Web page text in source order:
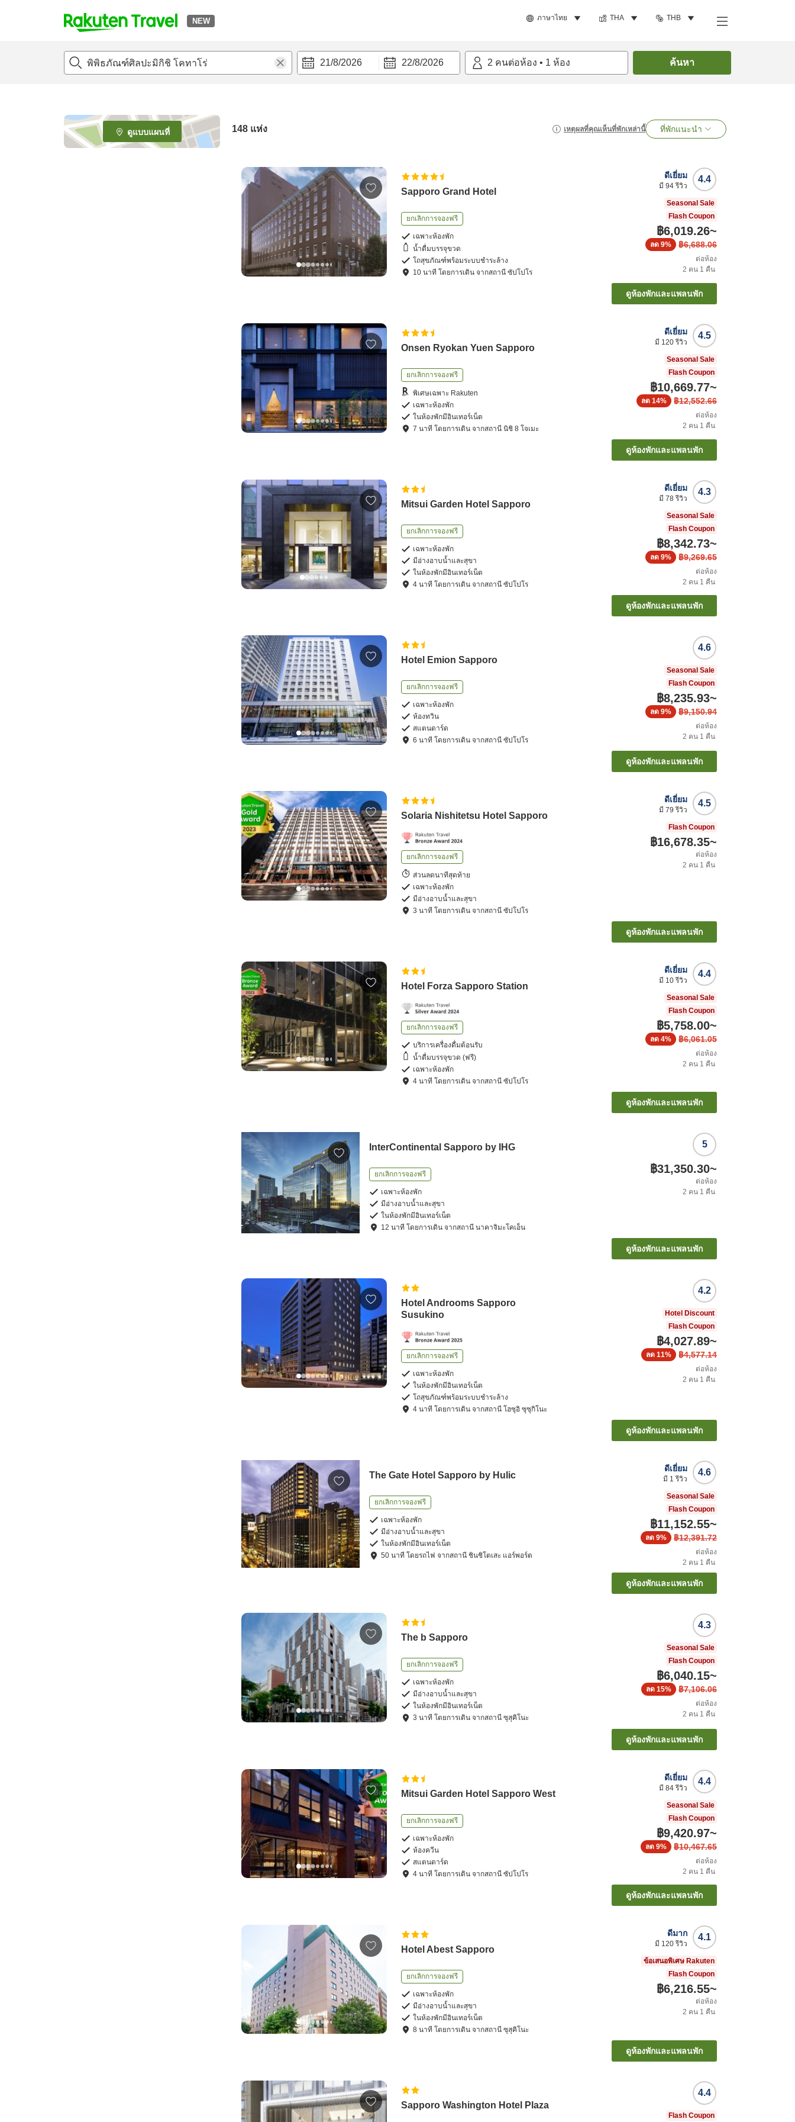
NEW ภาษาไทย THA THB
t
p
e
_
s
21/8/2026 22/8/2026 2 คนต่อห้อง • 1 ห้อง ค้นหา
ดูแบบแผนที่ 148 แห่ง เหตุผลที่คุณเห็นที่พักเหล่านี้ ที่พักแนะนำ
Sapporo Grand Hotel
ยกเลิกการจองฟรี
เฉพาะห้องพัก
น้ำดื่มบรรจุขวด
โถสุขภัณฑ์พร้อมระบบชำระล้าง
10 นาที โดยการเดิน จากสถานี ซัปโปโร
4.4
ดีเยี่ยม
มี 94รีวิว
Seasonal Sale
Flash Coupon
฿6,019.26~
฿6,688.06
ลด 9%
ต่อห้อง
2 คน 1 คืน
ดูห้องพักและแพลนพัก
Onsen Ryokan Yuen Sapporo
ยกเลิกการจองฟรี
พิเศษเฉพาะ Rakuten
เฉพาะห้องพัก
ในห้องพักมีอินเทอร์เน็ต
7 นาที โดยการเดิน จากสถานี นิชิ 8 โจเมะ
4.5
ดีเยี่ยม
มี 120รีวิว
Seasonal Sale
Flash Coupon
฿10,669.77~
฿12,552.66
ลด 14%
ต่อห้อง
2 คน 1 คืน
ดูห้องพักและแพลนพัก
Mitsui Garden Hotel Sapporo
ยกเลิกการจองฟรี
เฉพาะห้องพัก
มีอ่างอาบน้ำและสุขา
ในห้องพักมีอินเทอร์เน็ต
4 นาที โดยการเดิน จากสถานี ซัปโปโร
4.3
ดีเยี่ยม
มี 78รีวิว
Seasonal Sale
Flash Coupon
฿8,342.73~
฿9,269.65
ลด 9%
ต่อห้อง
2 คน 1 คืน
ดูห้องพักและแพลนพัก
Hotel Emion Sapporo
ยกเลิกการจองฟรี
เฉพาะห้องพัก
ห้องทวิน
สแตนดาร์ด
6 นาที โดยการเดิน จากสถานี ซัปโปโร
4.6
Seasonal Sale
Flash Coupon
฿8,235.93~
฿9,150.94
ลด 9%
ต่อห้อง
2 คน 1 คืน
ดูห้องพักและแพลนพัก
Solaria Nishitetsu Hotel Sapporo
ยกเลิกการจองฟรี
ส่วนลดนาทีสุดท้าย
เฉพาะห้องพัก
มีอ่างอาบน้ำและสุขา
3 นาที โดยการเดิน จากสถานี ซัปโปโร
4.5
ดีเยี่ยม
มี 79 รีวิว
Flash Coupon
฿16,678.35~
ต่อห้อง
2 คน 1 คืน
ดูห้องพักและแพลนพัก
Hotel Forza Sapporo Station
ยกเลิกการจองฟรี
บริการเครื่องดื่มต้อนรับ
น้ำดื่มบรรจุขวด (ฟรี)
เฉพาะห้องพัก
4 นาที โดยการเดิน จากสถานี ซัปโปโร
4.4
ดีเยี่ยม
มี 10รีวิว
Seasonal Sale
Flash Coupon
฿5,758.00~
฿6,061.05
ลด 4%
ต่อห้อง
2 คน 1 คืน
ดูห้องพักและแพลนพัก
InterContinental Sapporo by IHG
ยกเลิกการจองฟรี
เฉพาะห้องพัก
มีอ่างอาบน้ำและสุขา
ในห้องพักมีอินเทอร์เน็ต
12 นาที โดยการเดิน จากสถานี นาคาจิมะโคเอ็น
5
฿31,350.30~
ต่อห้อง
2 คน 1 คืน
ดูห้องพักและแพลนพัก
Hotel Androoms Sapporo
Susukino
ยกเลิกการจองฟรี
เฉพาะห้องพัก
ในห้องพักมีอินเทอร์เน็ต
โถสุขภัณฑ์พร้อมระบบชำระล้าง
4 นาที โดยการเดิน จากสถานี โฮซุอิ ซุซุกิโนะ
4.2
Hotel Discount
Flash Coupon
฿4,027.89~
฿4,577.14
ลด 11%
ต่อห้อง
2 คน 1 คืน
ดูห้องพักและแพลนพัก
The Gate Hotel Sapporo by Hulic
ยกเลิกการจองฟรี
เฉพาะห้องพัก
มีอ่างอาบน้ำและสุขา
ในห้องพักมีอินเทอร์เน็ต
50 นาที โดยรถไฟ จากสถานี ชินชิโตเสะ แอร์พอร์ต
4.6
ดีเยี่ยม
มี 1 รีวิว
Seasonal Sale
Flash Coupon
฿11,152.55~
฿12,391.72
ลด 9%
ต่อห้อง
2 คน 1 คืน
ดูห้องพักและแพลนพัก
The b Sapporo
ยกเลิกการจองฟรี
เฉพาะห้องพัก
มีอ่างอาบน้ำและสุขา
ในห้องพักมีอินเทอร์เน็ต
3 นาที โดยการเดิน จากสถานี ซุสุคิโนะ
4.3
Seasonal Sale
Flash Coupon
฿6,040.15~
฿7,106.06
ลด 15%
ต่อห้อง
2 คน 1 คืน
ดูห้องพักและแพลนพัก
Mitsui Garden Hotel Sapporo West
ยกเลิกการจองฟรี
เฉพาะห้องพัก
ห้องควีน
สแตนดาร์ด
4 นาที โดยการเดิน จากสถานี ซัปโปโร
4.4
ดีเยี่ยม
มี 84รีวิว
Seasonal Sale
Flash Coupon
฿9,420.97~
฿10,467.65
ลด 9%
ต่อห้อง
2 คน 1 คืน
ดูห้องพักและแพลนพัก
Hotel Abest Sapporo
ยกเลิกการจองฟรี
เฉพาะห้องพัก
มีอ่างอาบน้ำและสุขา
ในห้องพักมีอินเทอร์เน็ต
8 นาที โดยการเดิน จากสถานี ซุสุคิโนะ
4.1
ดีมาก
มี 120รีวิว
ข้อเสนอพิเศษ Rakuten
Flash Coupon
฿6,216.55~
ต่อห้อง
2 คน 1 คืน
ดูห้องพักและแพลนพัก
Sapporo Washington Hotel Plaza
4.4
Flash Coupon